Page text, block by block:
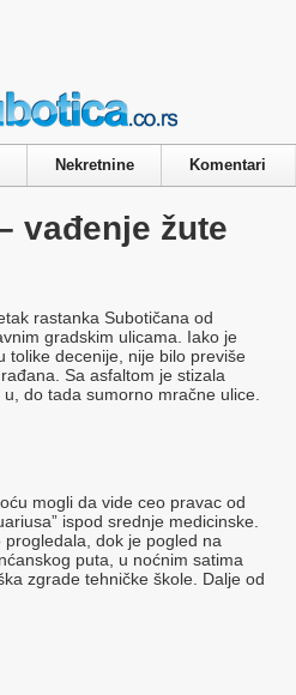
Nekretnine Komentari
vađenje žute
rastanka Subotičana od
gradskim ulicama. Iako je
tolike decenije, nije bilo previše
Sa asfaltom je stizala
do tada sumorno mračne ulice.
mogli da vide ceo pravac od
ispod srednje medicinske.
dok je pogled na
puta, u noćnim satima
zgrade tehničke škole. Dalje od
Cookies Policy